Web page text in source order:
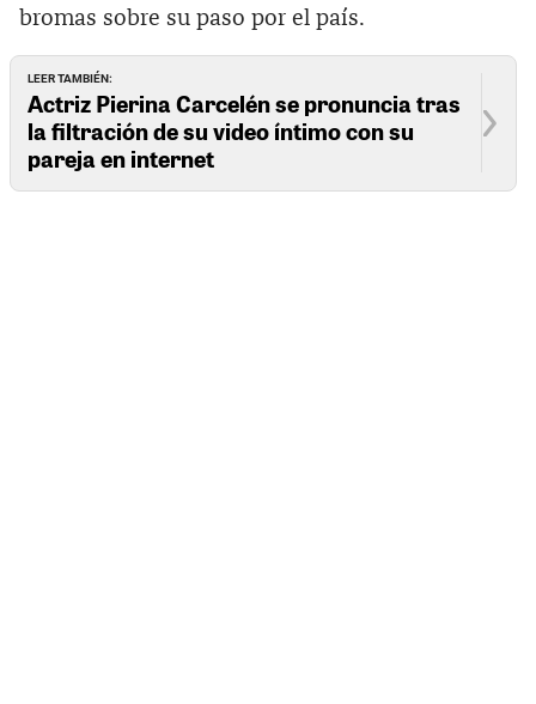
bromas sobre su paso por el país.
LEER TAMBIÉN:
Actriz Pierina Carcelén se pronuncia tras
la filtración de su video íntimo con su
pareja en internet